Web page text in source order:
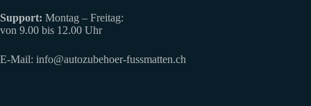
Support: Montag – Freitag:
von 9.00 bis 12.00 Uhr
E-Mail: info@autozubehoer-fussmatten.ch